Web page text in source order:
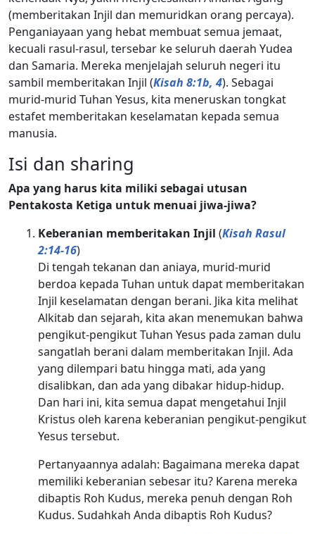
(memberitakan Injil dan memuridkan orang percaya).
Penganiayaan yang hebat membuat semua jemaat,
kecuali rasul-rasul, tersebar ke seluruh daerah Yudea
dan Samaria. Mereka menjelajah seluruh negeri itu
sambil memberitakan Injil (Kisah 8:1b, 4). Sebagai
murid-murid Tuhan Yesus, kita meneruskan tongkat
estafet memberitakan keselamatan kepada semua
manusia.
Isi dan sharing
Apa yang harus kita miliki sebagai utusan
Pentakosta Ketiga untuk menuai jiwa-jiwa?
Keberanian memberitakan Injil (Kisah Rasul
2:14-16)
Di tengah tekanan dan aniaya, murid-murid
berdoa kepada Tuhan untuk dapat memberitakan
Injil keselamatan dengan berani. Jika kita melihat
Alkitab dan sejarah, kita akan menemukan bahwa
pengikut-pengikut Tuhan Yesus pada zaman dulu
sangatlah berani dalam memberitakan Injil. Ada
yang dilempari batu hingga mati, ada yang
disalibkan, dan ada yang dibakar hidup-hidup.
Dan hari ini, kita semua dapat mengetahui Injil
Kristus oleh karena keberanian pengikut-pengikut
Yesus tersebut.
Pertanyaannya adalah: Bagaimana mereka dapat
memiliki keberanian sebesar itu? Karena mereka
dibaptis Roh Kudus, mereka penuh dengan Roh
Kudus. Sudahkah Anda dibaptis Roh Kudus?